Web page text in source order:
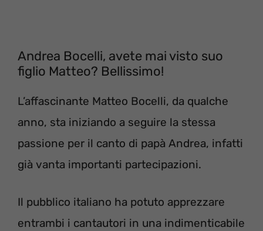
Andrea Bocelli, avete mai visto suo
figlio Matteo? Bellissimo!
L’affascinante Matteo Bocelli, da qualche
anno, sta iniziando a seguire la stessa
passione per il canto di papà Andrea, infatti
già vanta importanti partecipazioni.
Il pubblico italiano ha potuto apprezzare
entrambi i cantautori in una indimenticabile